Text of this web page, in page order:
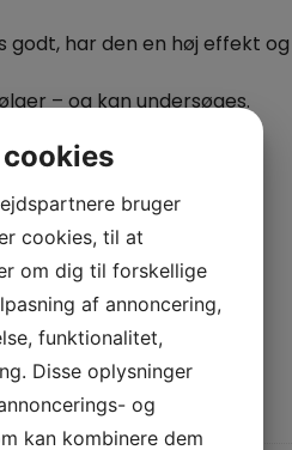
har den en høj effekt og
– og kan undersøges.
på dansk.
kendt som Houdini’s
sibirske kædetrick,
bruger
cookies, til at
om dig til forskellige
af annoncering,
funktionalitet,
Disse oplysninger
og
kan kombinere dem